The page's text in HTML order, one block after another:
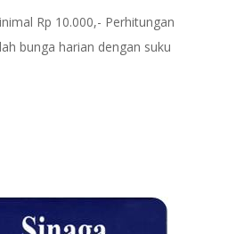
Rp 10.000,- Perhitungan
bunga harian dengan suku